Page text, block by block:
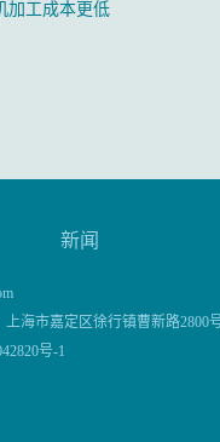
加工成本更低
新闻
海市嘉定区徐行镇曹新路2800号
号-1